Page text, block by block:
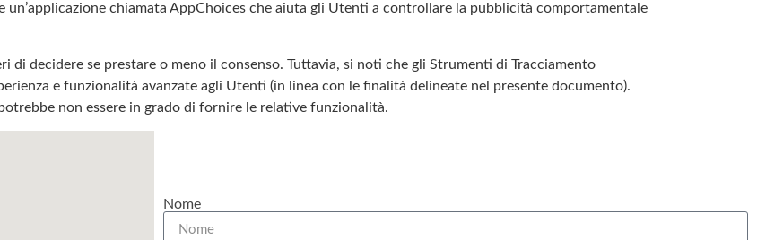
chiamata AppChoices che aiuta gli Utenti a controllare la pubblicità comportamentale
di decidere se prestare o meno il consenso. Tuttavia, si noti che gli Strumenti di Tracciamento
e funzionalità avanzate agli Utenti (in linea con le finalità delineate nel presente documento).
non essere in grado di fornire le relative funzionalità.
Nome